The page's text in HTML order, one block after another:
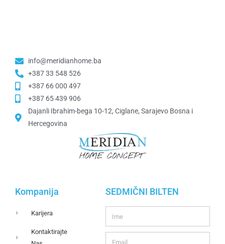
info@meridianhome.ba
+387 33 548 526
+387 66 000 497
+387 65 439 906
Dajanli Ibrahim-bega 10-12, Ciglane, Sarajevo Bosna i
Hercegovina​
Kompanija
Karijera
Kontaktirajte
SEDMIČNI BILTEN